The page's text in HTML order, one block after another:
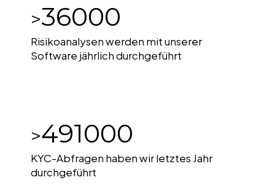
36000
>
Risikoanalysen werden mit unserer
Software jährlich durchgeführt
491000
>
KYC-Abfragen haben wir letztes Jahr
durchgeführt